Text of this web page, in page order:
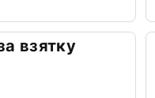
взятку